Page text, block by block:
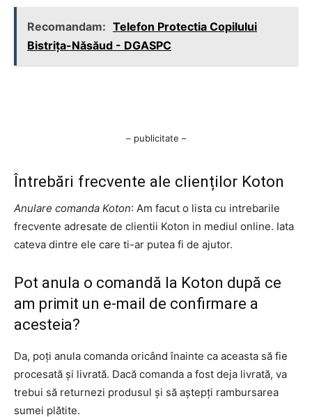
Recomandam: Telefon Protectia Copilului
Bistriţa-Năsăud - DGASPC
– publicitate –
Întrebări frecvente ale clienților Koton
Anulare comanda Koton: Am facut o lista cu intrebarile
frecvente adresate de clientii Koton in mediul online. Iata
cateva dintre ele care ti-ar putea fi de ajutor.
Pot anula o comandă la Koton după ce
am primit un e-mail de confirmare a
acesteia?
Da, poți anula comanda oricând înainte ca aceasta să fie
procesată și livrată. Dacă comanda a fost deja livrată, va
trebui să returnezi produsul și să aștepți rambursarea
sumei plătite.